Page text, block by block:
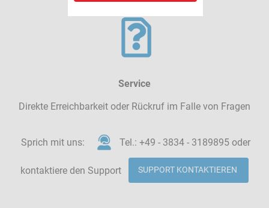
Service
Direkte Erreichbarkeit oder Rückruf im Falle von Fragen
Sprich mit uns: Tel.: +49 - 3834 - 3189895 oder
kontaktiere den Support SUPPORT KONTAKTIEREN